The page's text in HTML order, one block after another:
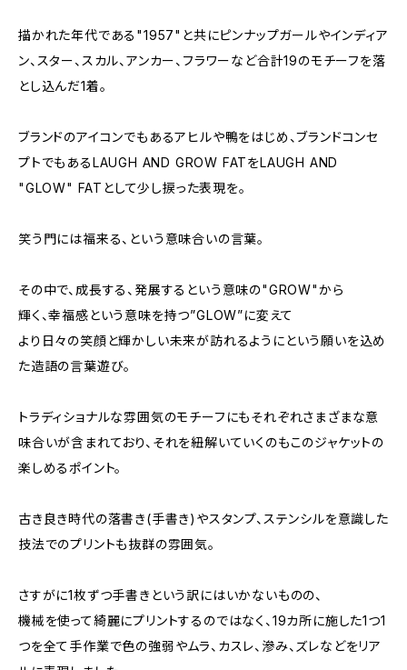
描かれた年代である"1957"と共にピンナップガールやインディア
ン、スター、スカル、アンカー、フラワーなど合計19のモチーフを落
とし込んだ1着。
ブランドのアイコンでもあるアヒルや鴨をはじめ、ブランドコンセ
プトでもあるLAUGH AND GROW FATをLAUGH AND
"GLOW" FATとして少し捩った表現を。
笑う門には福来る、という意味合いの言葉。
その中で、成長する、発展するという意味の"GROW"から
輝く、幸福感という意味を持つ”GLOW”に変えて
より日々の笑顔と輝かしい未来が訪れるようにという願いを込め
た造語の言葉遊び。
トラディショナルな雰囲気のモチーフにもそれぞれさまざまな意
味合いが含まれており、それを紐解いていくのもこのジャケットの
楽しめるポイント。
古き良き時代の落書き(手書き)やスタンプ、ステンシルを意識した
技法でのプリントも抜群の雰囲気。
さすがに1枚ずつ手書きという訳にはいかないものの、
機械を使って綺麗にプリントするのではなく、19カ所に施した1つ1
つを全て手作業で色の強弱やムラ、カスレ、滲み、ズレなどをリア